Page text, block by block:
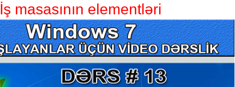
İş masasının elementləri